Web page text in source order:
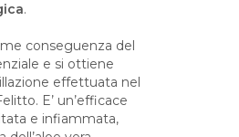
.
conseguenza del
e si ottiene
effettuata nel
E’ un’efficace
e infiammata,